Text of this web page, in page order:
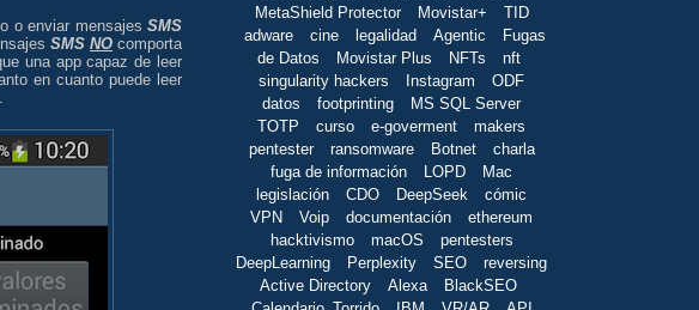
o enviar mensajesSMS
SMS NO comporta
una app capaz de leer
en cuanto puede leer
MetaShield Protector
Movistar+
TID
adware
cine legalidad Agentic
Fugas
de Datos
Movistar Plus NFTs
nft
singularity hackers
Instagram
ODF
datos
footprinting
MS SQL Server
TOTP
curso e-goverment
makers
pentester
ransomware Botnet
charla
fuga de información
LOPD
Mac
legislación
CDO DeepSeek
cómic
VPN
Voip documentación
ethereum
hacktivismo
macOS
pentesters
DeepLearning
Perplexity SEO
reversing
Active Directory
Alexa
BlackSEO